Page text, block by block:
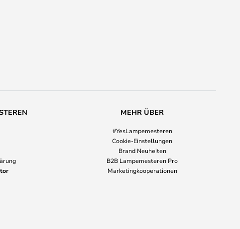
MEHR ÜBER
#YesLampemesteren
Cookie-Einstellungen
Brand Neuheiten
B2B Lampemesteren Pro
Marketingkooperationen